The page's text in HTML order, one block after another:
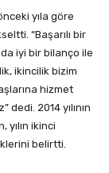
yıla göre
“Başarılı bir
da iyi bir bilanço ile
ikincilik bizim
hizmet
2014 yılının
yılın ikinci
belirtti.